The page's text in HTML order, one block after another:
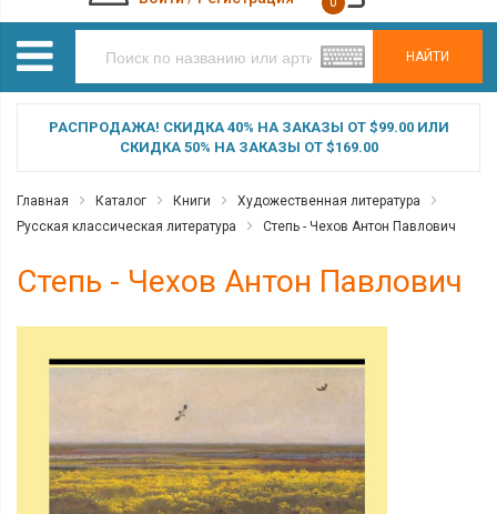
НАЙТИ
РАСПРОДАЖА! СКИДКА 40% НА ЗАКАЗЫ ОТ $99.00 ИЛИ
СКИДКА 50% НА ЗАКАЗЫ ОТ $169.00
Главная Каталог Книги
Художественная литература
Русская классическая литература
Степь - Чехов Антон Павлович
Степь - Чехов Антон Павлович